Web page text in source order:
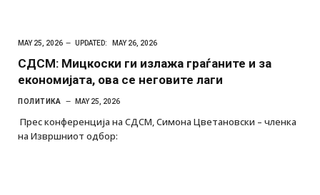
MAY 25, 2026 UPDATED: MAY 26, 2026
СДСМ: Мицкоски ги излажа граѓаните и за
економијата, ова се неговите лаги
ПОЛИТИКА MAY 25, 2026
Прес конференција на СДСМ, Симона Цветановски – членка
на Извршниот одбор: